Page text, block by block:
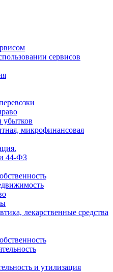
сервисов
убытков
микрофинансовая
44-ФЗ
лекарственные средства
и утилизация